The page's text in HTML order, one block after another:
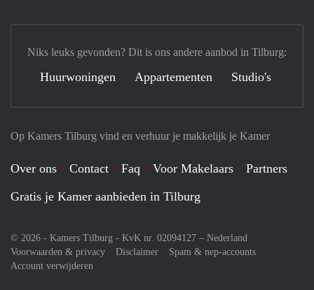
Op Kamers Tilburg vind en verhuur je makkelijk je Kamer
Over ons Contact Faq Voor Makelaars
Partners
Gratis je Kamer aanbieden in Tilburg
© 2026 - Kamers Tilburg - KvK nr. 02094127 – Nederland
Voorwaarden & privacy
Disclaimer
Spam & nep-accounts
Account verwijderen
Niks leuks gevonden? Dit is ons andere aanbod in Tilburg:
Huurwoningen Appartementen Studio's